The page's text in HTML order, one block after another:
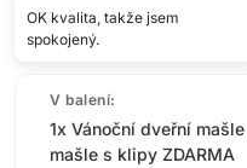
OK kvalita, takže jsem
spokojený.
V balení:
1x Vánoční dveřní
mašle s klipy ZDARMA